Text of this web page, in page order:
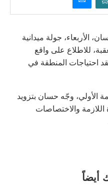
الأربعاء، جولة ميدانية
للاطلاع على واقع
احتياجات المنطقة في
الأولي، وجّه حسان بتزويد
والاختصاصات
أيضاً